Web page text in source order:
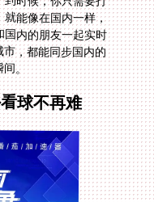
能像在国内一样，
至和国内的朋友一起实时
个城市，都能同步国内的
。
球不再难